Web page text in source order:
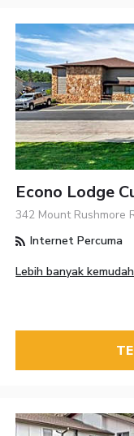
Econo Lodge
342 Mount Rushmore
Internet Percuma
Lebih banyak